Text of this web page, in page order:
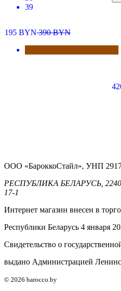
39
195 BYN390BYN
ООО «БароккоСтайл», УНП
РЕСПУБЛИКА БЕЛАРУСЬ,
17-1
Интернет магазин внесен в
Республики Беларусь 4 января
Свидетельство о
выдано Администрацией
© 2026 barocco.by